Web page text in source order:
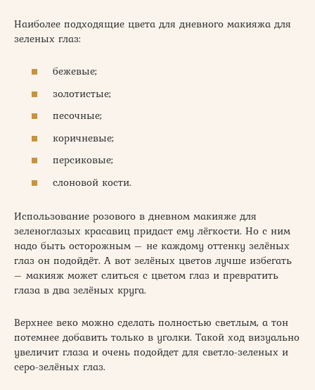
Наиболее подходящие цвета для дневного макияжа для
зеленых глаз:
бежевые;
золотистые;
песочные;
коричневые;
персиковые;
слоновой кости.
Использование розового в дневном макияже для
зеленоглазых красавиц придаст ему лёгкости. Но с ним
надо быть осторожным – не каждому оттенку зелёных
глаз он подойдёт. А вот зелёных цветов лучше избегать
– макияж может слиться с цветом глаз и превратить
глаза в два зелёных круга.
Верхнее веко можно сделать полностью светлым, а тон
потемнее добавить только в уголки. Такой ход визуально
увеличит глаза и очень подойдет для светло-зеленых и
серо-зелёных глаз.